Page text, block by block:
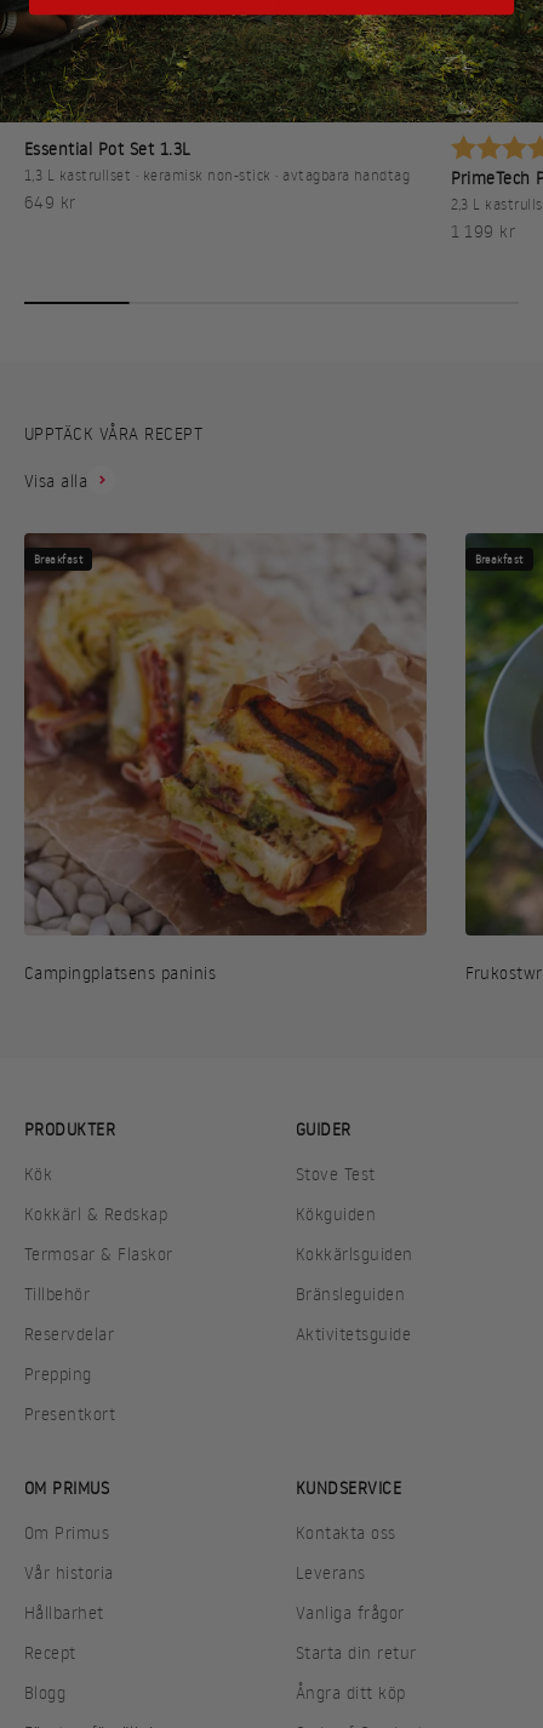
Essential Pot Set 1.3L
1,3 L kastrullset · keramisk non-stick · avtagbara handtag
REA-pris
649 kr
Betyg:
PrimeTech
2,3 L
REA-pris
1 199 kr
UPPTÄCK VÅRA RECEPT
Visa alla
Breakfast
Campingplatsens paninis
Breakfast
PRODUKTER
Kök
Kokkärl & Redskap
Termosar & Flaskor
Tillbehör
Reservdelar
Prepping
Presentkort
GUIDER
Stove Test
Kökguiden
Kokkärlsguiden
Bränsleguiden
Aktivitetsguide
OM PRIMUS
Om Primus
Vår historia
Hållbarhet
Recept
Blogg
KUNDSERVICE
Kontakta oss
Leverans
Vanliga frågor
Starta din retur
Ångra ditt köp